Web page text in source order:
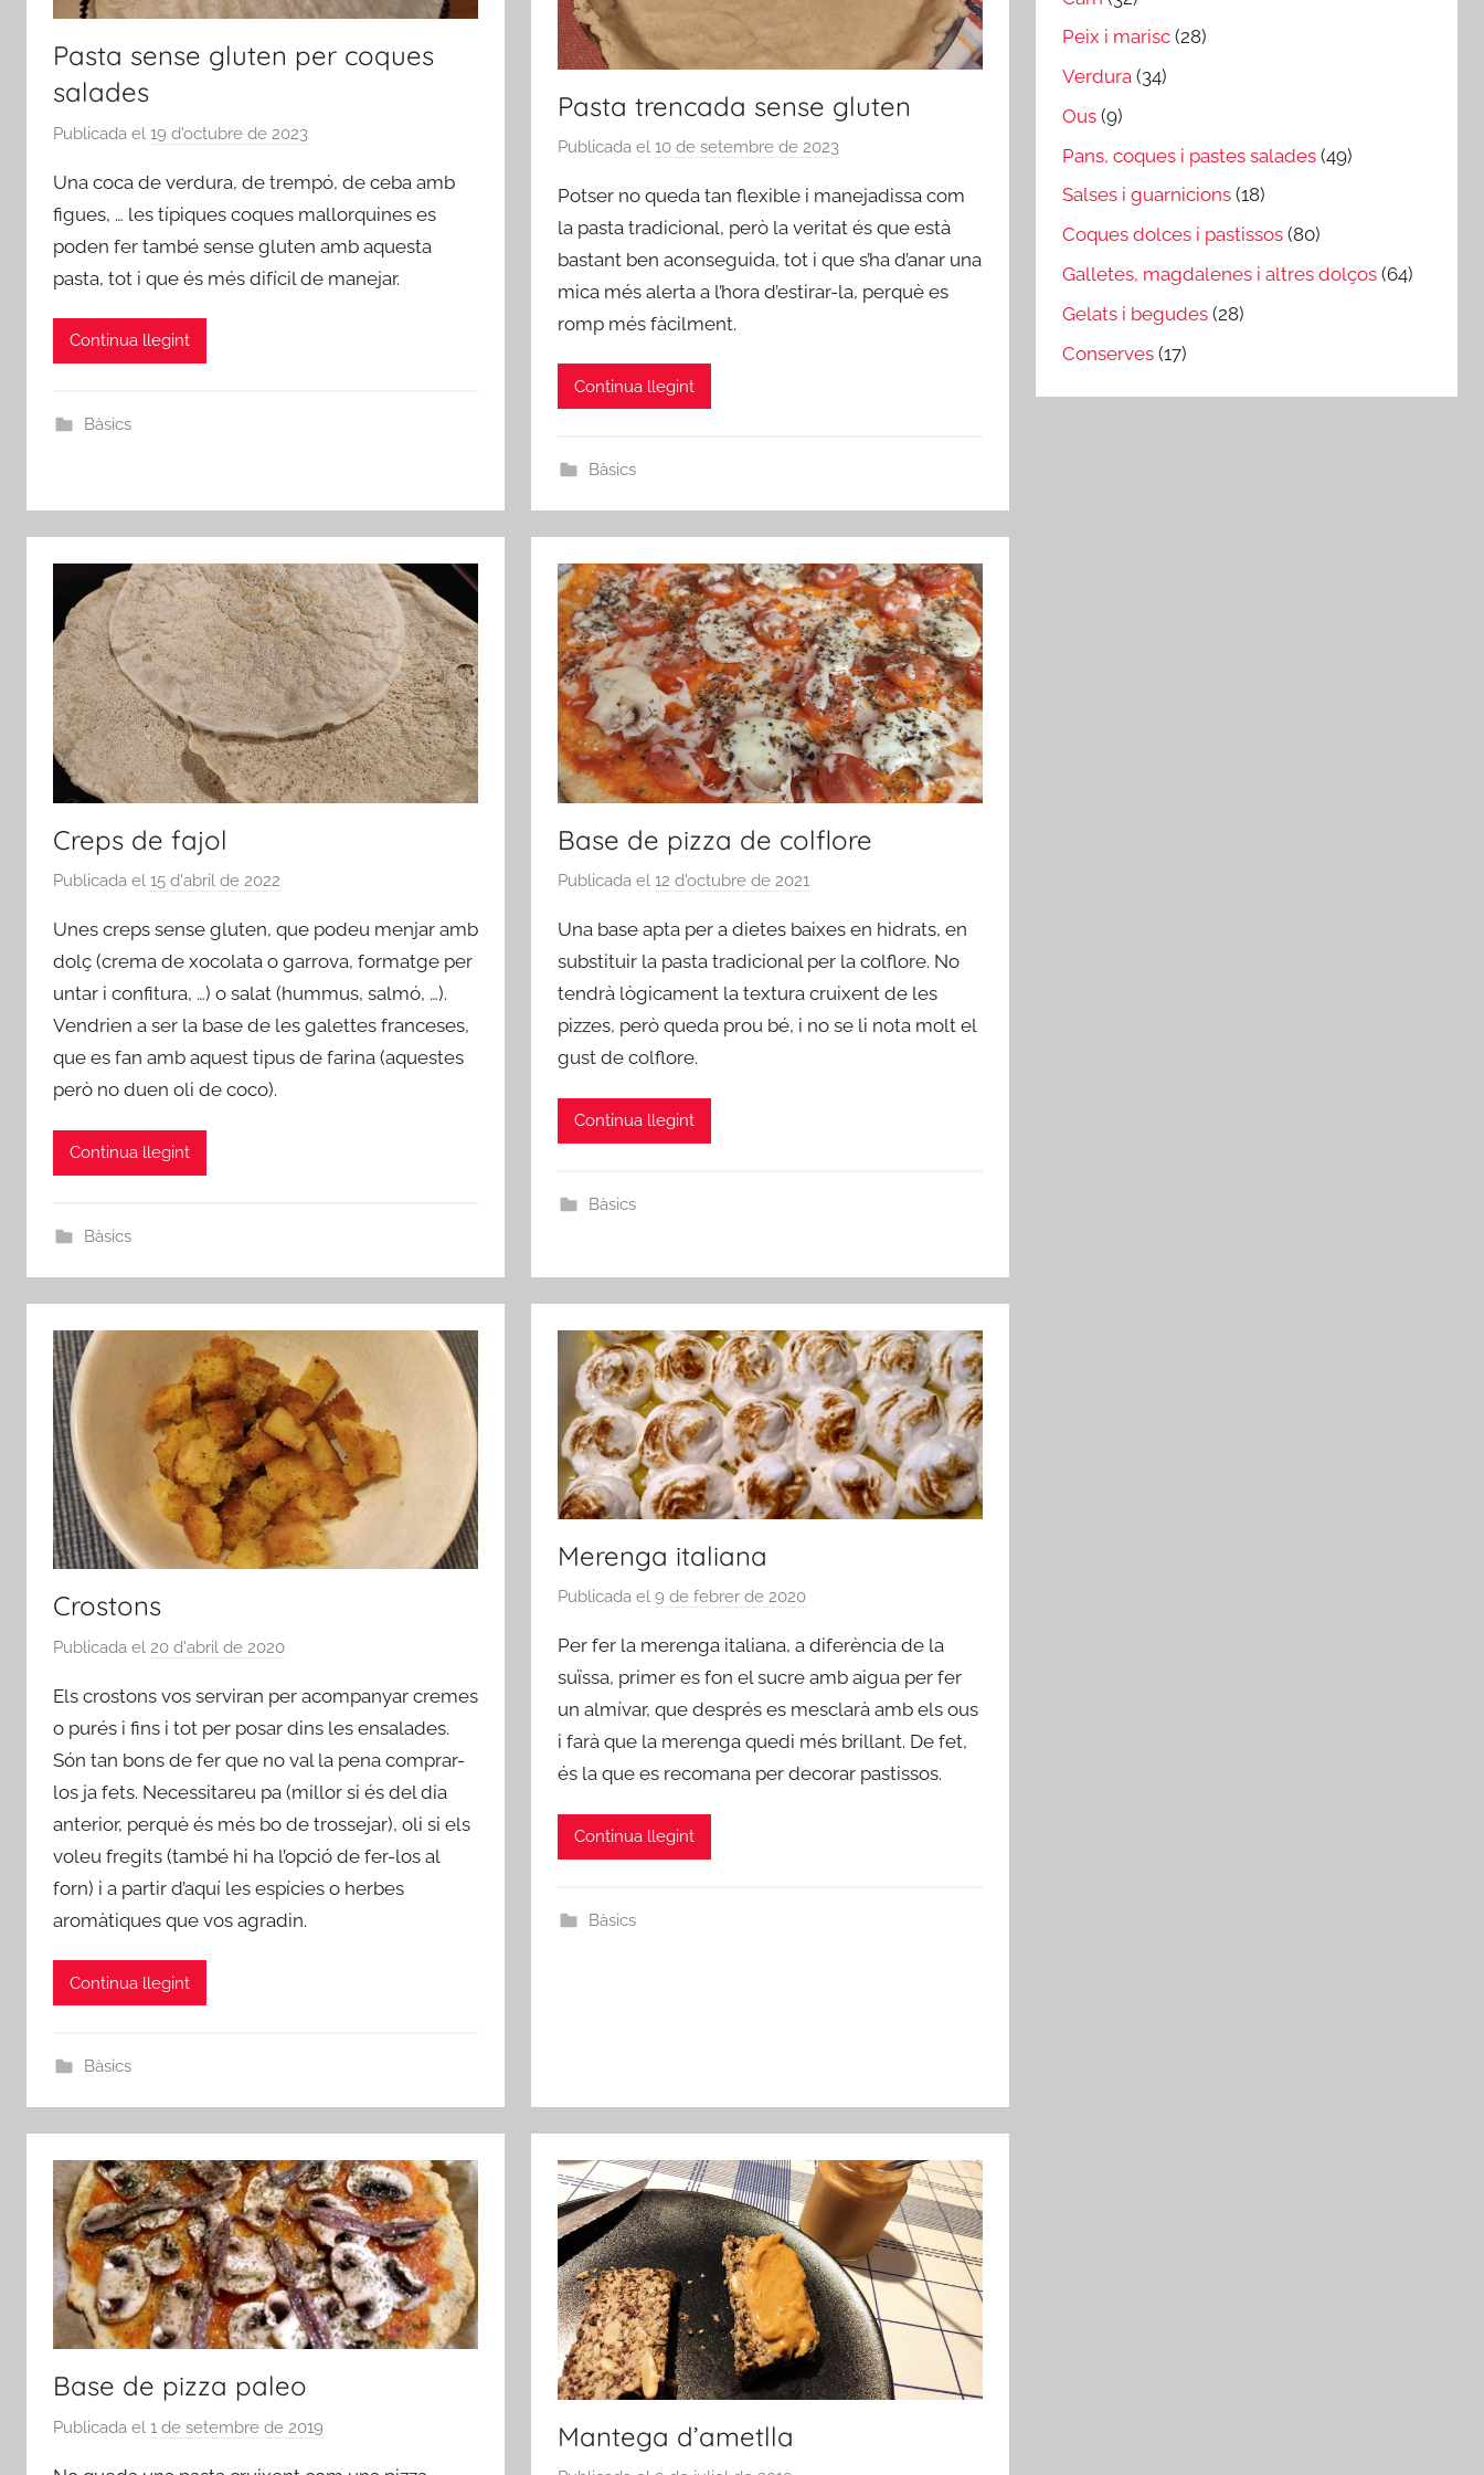
Pasta sense gluten per coques
salades
Publicada el 19 d'octubre de 2023
r
a
d
m
Una coca de verdura, de trempó, de ceba amb
figues, … les típiques coques mallorquines es
poden fer també sense gluten amb aquesta
pasta, tot i que és més difícil de manejar.
Continua llegint
Bàsics
Pasta trencada sense gluten
Publicada el10 de setembre de 2023
r
a
d
m
Potser no queda tan flexible i manejadissa com
la pasta tradicional, però la veritat és que està
bastant ben aconseguida, tot i que s’ha d’anar una
mica més alerta a l’hora d’estirar-la, perquè es
romp més fàcilment.
Continua llegint
Bàsics
Creps de fajol
Publicada el 15 d'abril de 2022
r
a
d
m
i
Unes creps sense gluten, que podeu menjar amb
dolç (crema de xocolata o garrova, formatge per
untar i confitura, …) o salat (hummus, salmó, …).
Vendrien a ser la base de les galettes franceses,
que es fan amb aquest tipus de farina (aquestes
però no duen oli de coco).
Continua llegint
Bàsics
Base de pizza de colflore
Publicada el12 d'octubre de 2021
r
a
d
m
Una base apta per a dietes baixes en hidrats, en
substituir la pasta tradicional per la colflore. No
tendrà lògicament la textura cruixent de les
pizzes, però queda prou bé, i no se li nota molt el
gust de colflore.
Continua llegint
Bàsics
Crostons
Publicada el 20 d'abril de 2020
r
a
d
m
i
n
Els crostons vos serviran per acompanyar cremes
o purés i fins i tot per posar dins les ensalades.
Són tan bons de fer que no val la pena comprar-
los ja fets. Necessitareu pa (millor si és del dia
anterior, perquè és més bo de trossejar), oli si els
voleu fregits (també hi ha l’opció de fer-los al
forn) i a partir d’aquí les espícies o herbes
aromàtiques que vos agradin.
Continua llegint
Bàsics
Merenga italiana
Publicada el9 de febrer de 2020
r
a
d
m
i
Per fer la merenga italiana, a diferència de la
suïssa, primer es fon el sucre amb aigua per fer
un almívar, que després es mesclarà amb els ous
i farà que la merenga quedi més brillant. De fet,
és la que es recomana per decorar pastissos.
Continua llegint
Bàsics
Base de pizza paleo
Publicada el 1 de setembre de 2019 Mantega d’ametlla
Peix i marisc (28)
Verdura (34)
Ous (9)
Pans, coques i pastes salades (49)
Salses i guarnicions (18)
Coques dolces i pastissos (80)
Galletes, magdalenes i altres dolços (64)
Gelats i begudes (28)
Conserves (17)